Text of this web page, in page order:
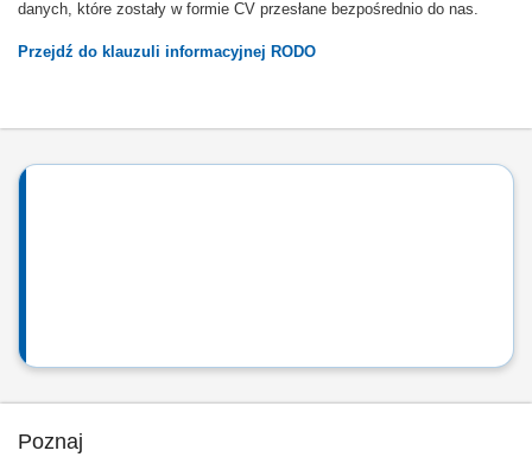
danych, które zostały w formie CV przesłane bezpośrednio do nas.
Przejdź do klauzuli informacyjnej RODO
Poznaj